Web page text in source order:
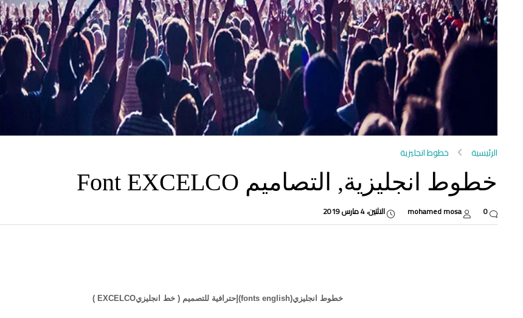
الرئيسية خطوط انجليزية
خطوط انجليزية, التصاميم Font EXCELCO
mohamed mosa الاثنين، 4 مارس 2019
خطوط انجليزي(fonts english)إحترافية للتصميم ( خط انجليزيEXCELCO )